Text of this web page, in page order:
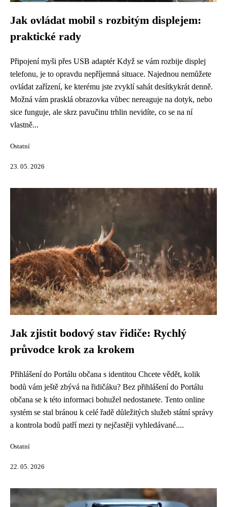
Jak ovládat mobil s rozbitým displejem:
praktické rady
Připojení myši přes USB adaptér Když se vám rozbije displej
telefonu, je to opravdu nepříjemná situace. Najednou nemůžete
ovládat zařízení, ke kterému jste zvyklí sahát desítkykrát denně.
Možná vám prasklá obrazovka vůbec nereaguje na dotyk, nebo
sice funguje, ale skrz pavučinu trhlin nevidíte, co se na ní
vlastně...
Ostatní
23. 05. 2026
Jak zjistit bodový stav řidiče: Rychlý
průvodce krok za krokem
Přihlášení do Portálu občana s identitou Chcete vědět, kolik
bodů vám ještě zbývá na řidičáku? Bez přihlášení do Portálu
občana se k této informaci bohužel nedostanete. Tento online
systém se stal bránou k celé řadě důležitých služeb státní správy
a kontrola bodů patří mezi ty nejčastěji vyhledávané....
Ostatní
22. 05. 2026